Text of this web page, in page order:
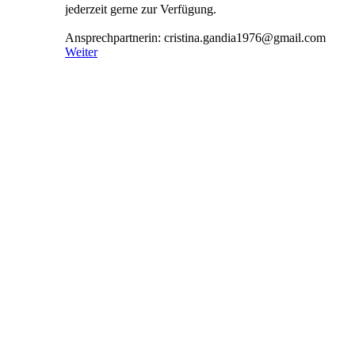
jederzeit gerne zur Verfügung.
Ansprechpartnerin: cristina.­gandia1976@­gmail.­com
Weiter